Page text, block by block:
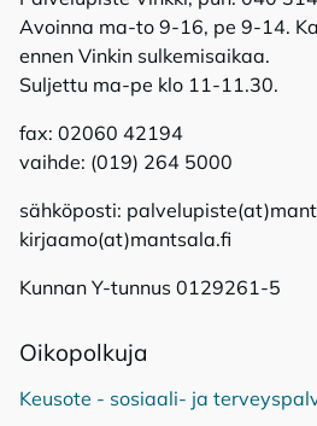
Avoinna ma-to 9-16, pe 9-14.
ennen Vinkin sulkemisaikaa.
Suljettu ma-pe klo 11-11.30.
fax: 02060 42194
vaihde: (019) 264 5000
sähköposti:
kirjaamo(at)mantsala.fi
Kunnan Y-tunnus 0129261-5
Oi­ko­pol­ku­ja
Keusote - sosiaali- ja